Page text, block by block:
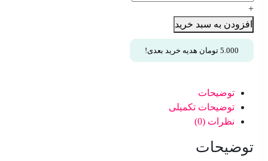
A4
کوتد
۲۲۰
۵۰
عدد
+
افزودن به سبد خرید
5.000 تومان هدیه خرید بعدی!
توضیحات
توضیحات تکمیلی
نظرات (0)
توضیحات